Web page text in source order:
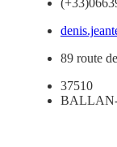
89 route
37510